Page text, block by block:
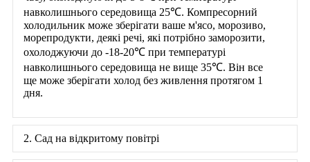
навколишнього середовища 25℃. Компресорний
холодильник може зберігати ваше м'ясо, морозиво,
морепродукти, деякі речі, які потрібно заморозити,
охолоджуючи до -18-20℃ при температурі
навколишнього середовища не вище 35℃. Він все
ще може зберігати холод без живлення протягом 1
дня.
2. Сад на відкритому повітрі